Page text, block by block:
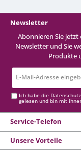
Newsletter
Abonnieren Sie
Newsletter und Sie
Produkte
Ich habe die
gelesen und bin mit
Service-Telefon
Unsere Vorteile